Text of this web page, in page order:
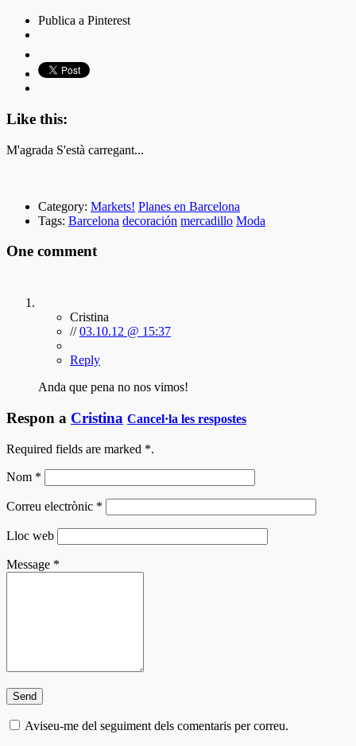
Publica a Pinterest
Like this:
M'agrada S'està carregant...
Category: Markets! Planes en Barcelona
Tags: Barcelona decoración mercadillo Moda
One comment
Cristina
//03.10.12 @ 15:37
Reply
Anda que pena no nos vimos!
Respon a Cristina Cancel·la les respostes
Required fields are marked *.
Nom *
Correu electrònic *
Lloc web
Message *
Aviseu-me del seguiment dels comentaris per correu.